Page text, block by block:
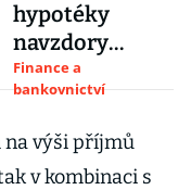
hypotéky
navzdory
zvyšujícím se
sazbám. Lidé se
bojí dalšího
zdražování
Finance a
bankovnictví
na výši příjmů
v kombinaci s